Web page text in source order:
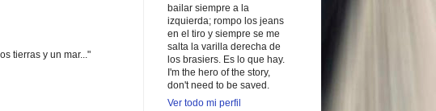
tierras y un mar..."
bailar siempre a la
izquierda; rompo los jeans
en el tiro y siempre se me
salta la varilla derecha de
los brasiers. Es lo que hay.
I'm the hero of the story,
don't need to be saved.
Ver todo mi perfil